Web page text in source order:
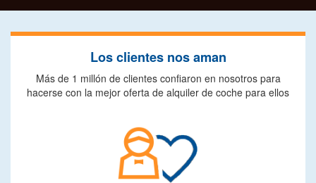
Los clientes nos aman
Más de 1 millón de clientes confiaron en nosotros para
hacerse con la mejor oferta de alquiler de coche para ellos